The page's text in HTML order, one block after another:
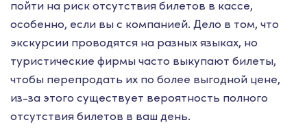
пойти на риск отсутствия билетов в кассе,
особенно, если вы с компанией. Дело в том, что
экскурсии проводятся на разных языках, но
туристические фирмы часто выкупают билеты,
чтобы перепродать их по более выгодной цене,
из-за этого существует вероятность полного
отсутствия билетов в ваш день.